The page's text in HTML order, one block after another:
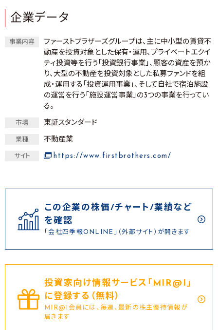
企業データ
事業内容
ファーストブラザーズグループは、主に中小型の賃貸不
動産を投資対象とした保有・運用、プライベートエクイ
ティ投資等を行う「投資銀行事業」、顧客の資産を預か
り、大型の不動産を投資対象とした私募ファンドを組
成・運用する「投資運用事業」、そして自社で宿泊施設
の運営を行う「施設運営事業」の3つの事業を行ってい
る。
市場 東証スタンダード
業種 不動産業
サイト https://www.firstbrothers.com/
この企業の株価/チャート/業績など
を確認
「会社四季報ONLINE」（外部サイト）が開きます
投資家向け情報サービス｢MIR@I｣
に登録する（無料）
MIR@I会員には、毎週、最新の株主優待情報が
届きます